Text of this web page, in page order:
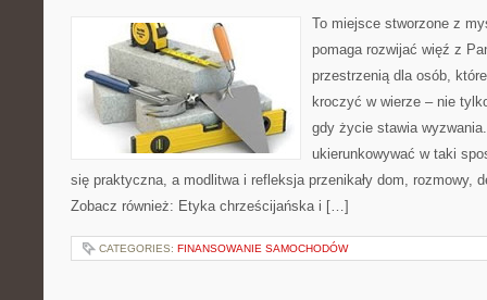
To miejsce stworzone z
pomaga rozwijać więź z
przestrzenią dla osób,
kroczyć w wierze – nie
gdy życie stawia
ukierunkowywać w taki
się praktyczna, a modlitwa i refleksja przenikały dom, rozmowy,
Zobacz również: Etyka chrześcijańska i […]
CATEGORIES: FINANSOWANIE SAMOCHODÓW